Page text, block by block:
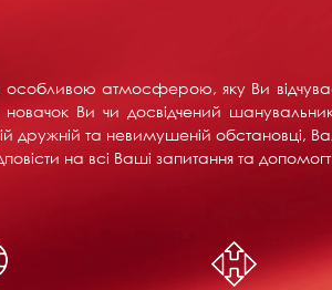
особливою атмосферою, яку Ви
Ви чи досвідчений
дружній та невимушеній обстановці,
на всі Ваші запитання та